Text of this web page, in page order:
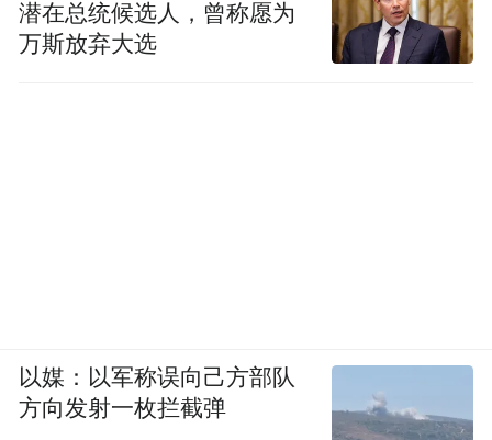
潜在总统候选人，曾称愿为
万斯放弃大选
以媒：以军称误向己方部队
方向发射一枚拦截弹